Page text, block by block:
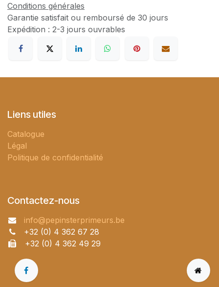
Conditions générales
Garantie satisfait ou remboursé de 30 jours
Expédition : 2-3 jours ouvrables
Liens utiles
Catalogue
Légal
Politique de confidentialité
Contactez-nous
info@pepinsterprimeurs.be
+32 (0) 4 362 67 28
+32 (0) 4 362 49 29